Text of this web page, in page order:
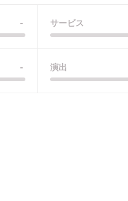
- サービス
- 演出